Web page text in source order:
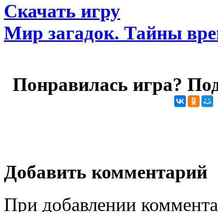
Скачать игру
Мир загадок. Тайны
Понравилась игра?
Добавить комментарий
При добавлении